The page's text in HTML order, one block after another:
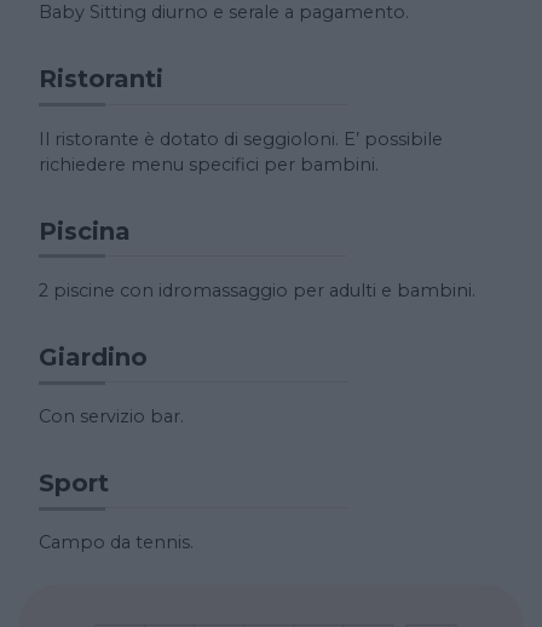
Baby Sitting diurno e serale a pagamento.
Ristoranti
Il ristorante è dotato di seggioloni. E’ possibile
richiedere menu specifici per bambini.
Piscina
2 piscine con idromassaggio per adulti e bambini.
Giardino
Con servizio bar.
Sport
Campo da tennis.